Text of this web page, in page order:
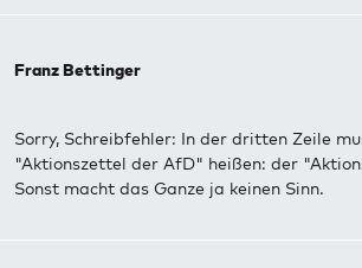
Franz Bettinger
Sorry, Schreibfehler: In der dritten Zeile
"Aktionszettel der AfD" heißen: der
Sonst macht das Ganze ja keinen Sinn.